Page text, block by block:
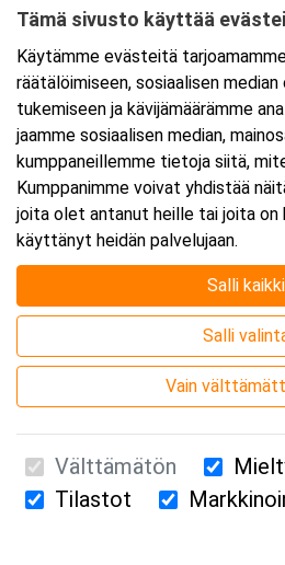
Tarkempi kartta ja ajo-ohjeet
Suomen Ensiapukoulutus Oy /
Tämä sivusto käyttää
Käytämme evästeitä
räätälöimiseen, sosiaalisen median
tukemiseen ja kävijämäärämme
jaamme sosiaalisen median,
kumppaneillemme tietoja siitä,
Kumppanimme voivat yhdistää
joita olet antanut heille tai joita on
käyttänyt heidän palvelujaan.
Salli kaikki
Salli
Vain
Välttämätön
Tilastot